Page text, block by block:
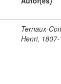
Ternaux-
Henri,